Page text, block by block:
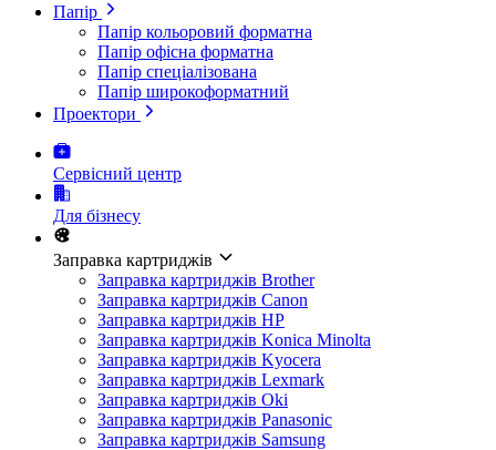
Папір
Папір кольоровий форматна
Папір офісна форматна
Папір спеціалізована
Папір широкоформатний
Проектори
Сервісний центр
Для бізнесу
Заправка картриджів
Заправка картриджів Brother
Заправка картриджів Canon
Заправка картриджів HP
Заправка картриджів Konica Minolta
Заправка картриджів Kyocera
Заправка картриджів Lexmark
Заправка картриджів Oki
Заправка картриджів Panasonic
Заправка картриджів Samsung